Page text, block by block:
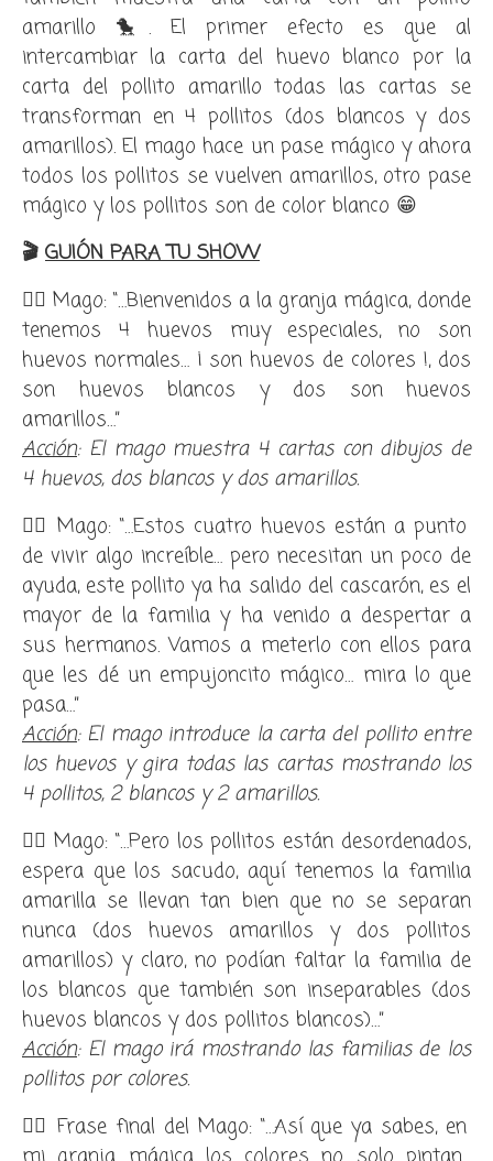
amarillo 🐤. El primer efecto es que al
intercambiar la carta del huevo blanco por la
carta del pollito amarillo todas las cartas se
transforman en 4 pollitos (dos blancos y dos
amarillos). El mago hace un pase mágico y ahora
todos los pollitos se vuelven amarillos, otro pase
mágico y los pollitos son de color blanco 😁
🎬 GUIÓN PARA TU SHOW
🧙‍♂️ Mago: “…Bienvenidos a la granja mágica, donde
tenemos 4 huevos muy especiales, no son
huevos normales… ¡ son huevos de colores !, dos
son huevos blancos y dos son huevos
amarillos…”
Acción: El mago muestra 4 cartas con dibujos de
4 huevos, dos blancos y dos amarillos.
🧙‍♂️ Mago: “…Estos cuatro huevos están a punto
de vivir algo increíble… pero necesitan un poco de
ayuda, este pollito ya ha salido del cascarón, es el
mayor de la familia y ha venido a despertar a
sus hermanos. Vamos a meterlo con ellos para
que les dé un empujoncito mágico… mira lo que
pasa…”
Acción: El mago introduce la carta del pollito entre
los huevos y gira todas las cartas mostrando los
4 pollitos, 2 blancos y 2 amarillos.
🧙‍♂️ Mago: “…Pero los pollitos están desordenados,
espera que los sacudo, aquí tenemos la familia
amarilla se llevan tan bien que no se separan
nunca (dos huevos amarillos y dos pollitos
amarillos) y claro, no podían faltar la familia de
los blancos que también son inseparables (dos
huevos blancos y dos pollitos blancos)…”
Acción: El mago irá mostrando las familias de los
pollitos por colores.
🧙‍♂️ Frase final del Mago: “…Así que ya sabes, en